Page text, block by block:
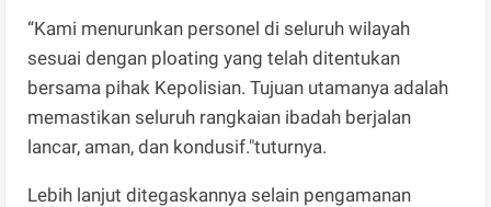
“Kami menurunkan personel di seluruh wilayah
sesuai dengan ploating yang telah ditentukan
bersama pihak Kepolisian. Tujuan utamanya adalah
memastikan seluruh rangkaian ibadah berjalan
lancar, aman, dan kondusif."tuturnya.
Lebih lanjut ditegaskannya selain pengamanan